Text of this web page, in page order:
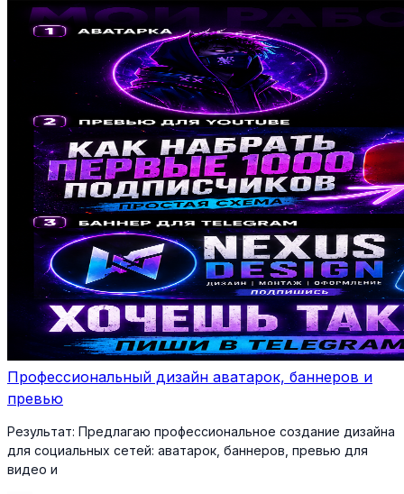
Профессиональный дизайн аватарок, баннеров и
превью
Результат: Предлагаю профессиональное создание дизайна
для социальных сетей: аватарок, баннеров, превью для
видео и